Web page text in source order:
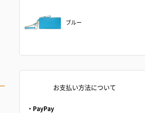
ブルー
お支払い方法について
・PayPay